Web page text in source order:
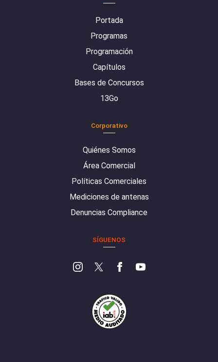
Portada
Programas
Programación
Capítulos
Bases de Concursos
13Go
Corporativo
Quiénes Somos
Área Comercial
Políticas Comerciales
Mediciones de antenas
Denuncias Compliance
SÍGUENOS